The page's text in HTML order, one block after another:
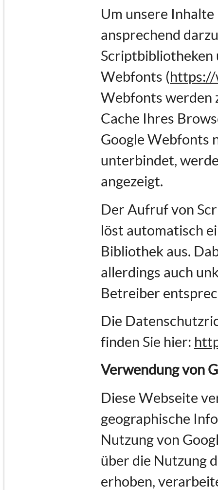
Um unsere
ansprechend
Scriptbibliotheken
Webfonts (https://
Webfonts werden
Cache Ihres
Google Webfonts
unterbindet,
angezeigt.
Der Aufruf von
löst automatisch
Bibliothek aus.
allerdings auch
Betreiber
Die
finden Sie hier:
Verwendung von
Diese Webseite
geographische
Nutzung von
über die Nutzung
erhoben,